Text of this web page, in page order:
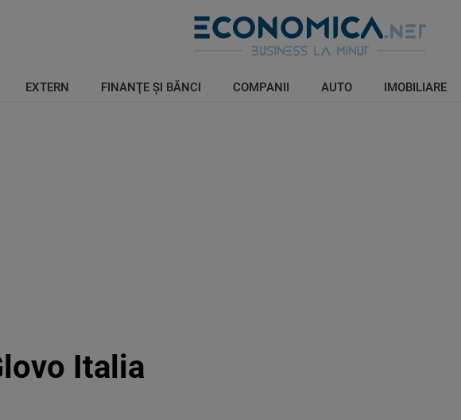
EXTERN FINANŢE ŞI BĂNCI COMPANII AUTO IMOBILIARE
Italia